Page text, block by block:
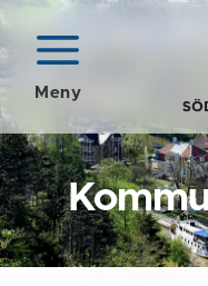
Meny